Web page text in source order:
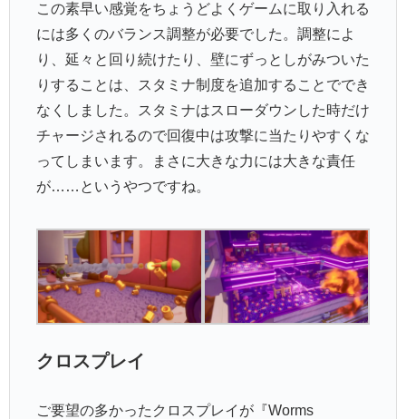
この素早い感覚をちょうどよくゲームに取り入れる
には多くのバランス調整が必要でした。調整によ
り、延々と回り続けたり、壁にずっとしがみついた
りすることは、スタミナ制度を追加することででき
なくしました。スタミナはスローダウンした時だけ
チャージされるので回復中は攻撃に当たりやすくな
ってしまいます。まさに大きな力には大きな責任
が……というやつですね。
クロスプレイ
ご要望の多かったクロスプレイが『Worms